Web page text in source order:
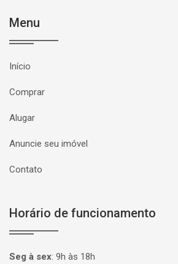
Menu
Início
Comprar
Alugar
Anuncie seu imóvel
Contato
Horário de funcionamento
Seg à sex: 9h às 18h